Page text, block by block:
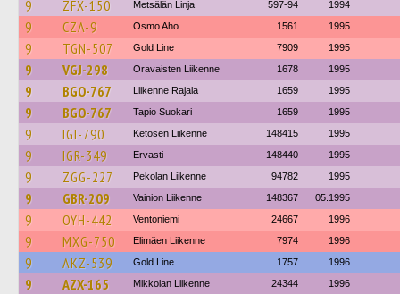
9 ZFX-150 Metsälän Linja 597-94 1994
9 CZA-9 Osmo Aho 1561 1995
9 TGN-507 Gold Line 7909 1995
9 VGJ-298 Oravaisten Liikenne 1678 1995
9 BGO-767 Liikenne Rajala 1659 1995
9 BGO-767 Tapio Suokari 1659 1995
9 IGI-790 Ketosen Liikenne 148415 1995
9 IGR-349 Ervasti 148440 1995
9 ZGG-227 Pekolan Liikenne 94782 1995
9 GBR-209 Vainion Liikenne 148367 05.1995
9 OYH-442 Ventoniemi 24667 1996
9 MXG-750 Elimäen Liikenne 7974 1996
9 AKZ-539 Gold Line 1757 1996
9 AZX-165 Mikkolan Liikenne 24344 1996